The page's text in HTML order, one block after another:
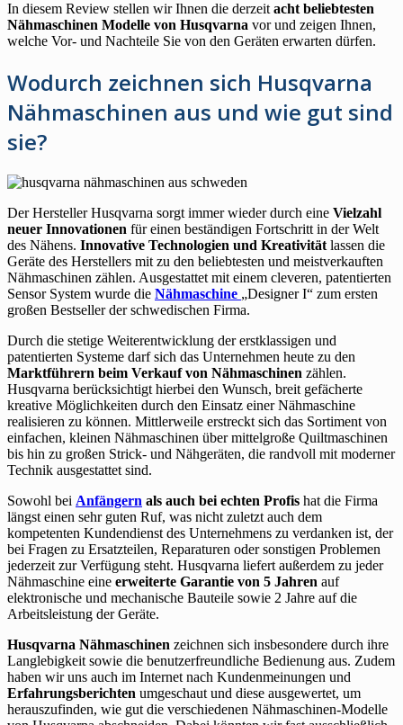
In diesem Review stellen wir Ihnen die derzeit acht beliebtesten
Nähmaschinen Modelle von Husqvarna vor und zeigen Ihnen,
welche Vor- und Nachteile Sie von den Geräten erwarten dürfen.
Wodurch zeichnen sich Husqvarna
Nähmaschinen aus und wie gut sind
sie?
Der Hersteller Husqvarna sorgt immer wieder durch eine Vielzahl
neuer Innovationen für einen beständigen Fortschritt in der Welt
des Nähens. Innovative Technologien und Kreativität lassen die
Geräte des Herstellers mit zu den beliebtesten und meistverkauften
Nähmaschinen zählen. Ausgestattet mit einem cleveren, patentierten
Sensor System wurde die Nähmaschine „Designer I“ zum ersten
großen Bestseller der schwedischen Firma.
Durch die stetige Weiterentwicklung der erstklassigen und
patentierten Systeme darf sich das Unternehmen heute zu den
Marktführern beim Verkauf von Nähmaschinen zählen.
Husqvarna berücksichtigt hierbei den Wunsch, breit gefächerte
kreative Möglichkeiten durch den Einsatz einer Nähmaschine
realisieren zu können. Mittlerweile erstreckt sich das Sortiment von
einfachen, kleinen Nähmaschinen über mittelgroße Quiltmaschinen
bis hin zu großen Strick- und Nähgeräten, die randvoll mit moderner
Technik ausgestattet sind.
Sowohl bei Anfängern als auch bei echten Profis hat die Firma
längst einen sehr guten Ruf, was nicht zuletzt auch dem
kompetenten Kundendienst des Unternehmens zu verdanken ist, der
bei Fragen zu Ersatzteilen, Reparaturen oder sonstigen Problemen
jederzeit zur Verfügung steht. Husqvarna liefert außerdem zu jeder
Nähmaschine eine erweiterte Garantie von 5 Jahren auf
elektronische und mechanische Bauteile sowie 2 Jahre auf die
Arbeitsleistung der Geräte.
Husqvarna Nähmaschinen zeichnen sich insbesondere durch ihre
Langlebigkeit sowie die benutzerfreundliche Bedienung aus. Zudem
haben wir uns auch im Internet nach Kundenmeinungen und
Erfahrungsberichten umgeschaut und diese ausgewertet, um
herauszufinden, wie gut die verschiedenen Nähmaschinen-Modelle